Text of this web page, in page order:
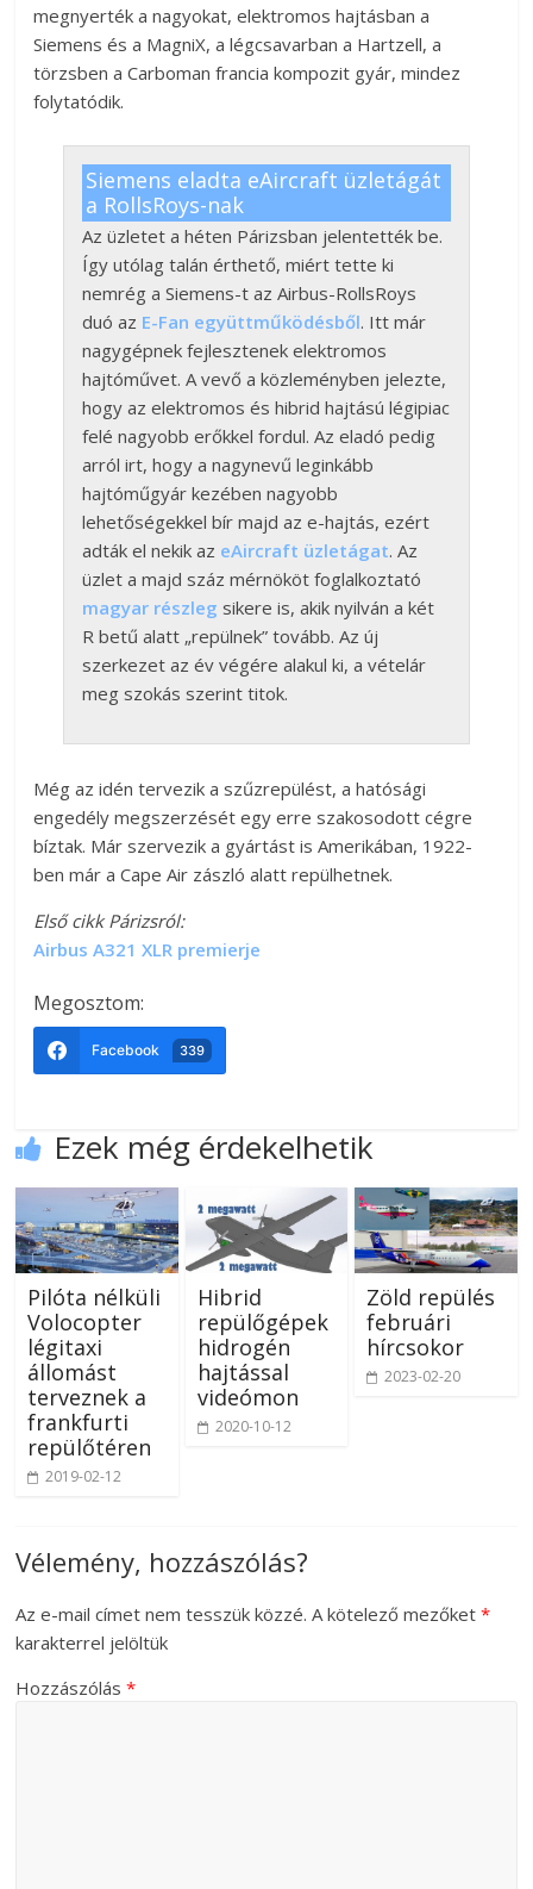
megnyerték a nagyokat, elektromos hajtásban a
Siemens és a MagniX, a légcsavarban a Hartzell, a
törzsben a Carboman francia kompozit gyár, mindez
folytatódik.
Siemens eladta eAircraft üzletágát
a RollsRoys-nak
Az üzletet a héten Párizsban jelentették be.
Így utólag talán érthető, miért tette ki
nemrég a Siemens-t az Airbus-RollsRoys
duó az E-Fan együttműködésből. Itt már
nagygépnek fejlesztenek elektromos
hajtóművet. A vevő a közleményben jelezte,
hogy az elektromos és hibrid hajtású légipiac
felé nagyobb erőkkel fordul. Az eladó pedig
arról irt, hogy a nagynevű leginkább
hajtóműgyár kezében nagyobb
lehetőségekkel bír majd az e-hajtás, ezért
adták el nekik az eAircraft üzletágat. Az
üzlet a majd száz mérnököt foglalkoztató
magyar részleg sikere is, akik nyilván a két
R betű alatt „repülnek” tovább. Az új
szerkezet az év végére alakul ki, a vételár
meg szokás szerint titok.
Még az idén tervezik a szűzrepülést, a hatósági
engedély megszerzését egy erre szakosodott cégre
bíztak. Már szervezik a gyártást is Amerikában, 1922-
ben már a Cape Air zászló alatt repülhetnek.
Első cikk Párizsról:
Airbus A321 XLR premierje
Megosztom:
Facebook 339
Ezek még érdekelhetik
Pilóta nélküli
Volocopter
légitaxi
állomást
terveznek a
frankfurti
repülőtéren
2019-02-12
Hibrid
repülőgépek
hidrogén
hajtással
videómon
2020-10-12
Zöld repülés
februári
hírcsokor
2023-02-20
Vélemény, hozzászólás?
Az e-mail címet nem tesszük közzé. A kötelező mezőket*
karakterrel jelöltük
Hozzászólás*